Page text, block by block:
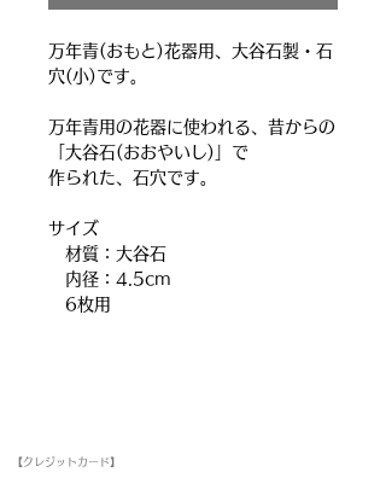
万年青(おもと)花器用、大谷石製・石
穴(小)です。
万年青用の花器に使われる、昔からの
「大谷石(おおやいし)」で
作られた、石穴です。
サイズ
材質：大谷石
内径：4.5cm
6枚用
【クレジットカード】